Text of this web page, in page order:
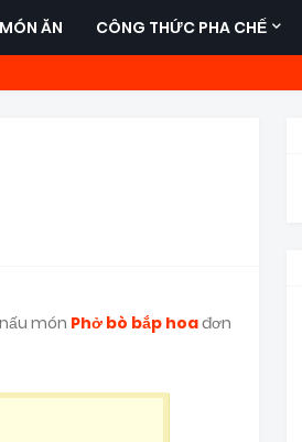
ĂN CÔNG THỨC PHA CHẾ
món Phở bò bắp hoađơn